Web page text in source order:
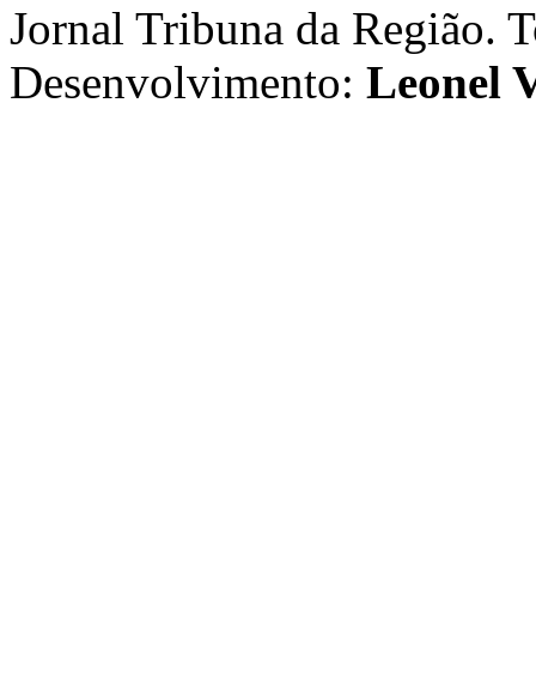
Jornal Tribuna da Região.
Desenvolvimento: Leonel